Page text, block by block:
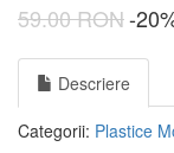
59.00 RON-
Descriere
Categorii: Plastice